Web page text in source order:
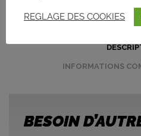
INFORMATIONS
BESOIN
REGLAGE DES COOKIES